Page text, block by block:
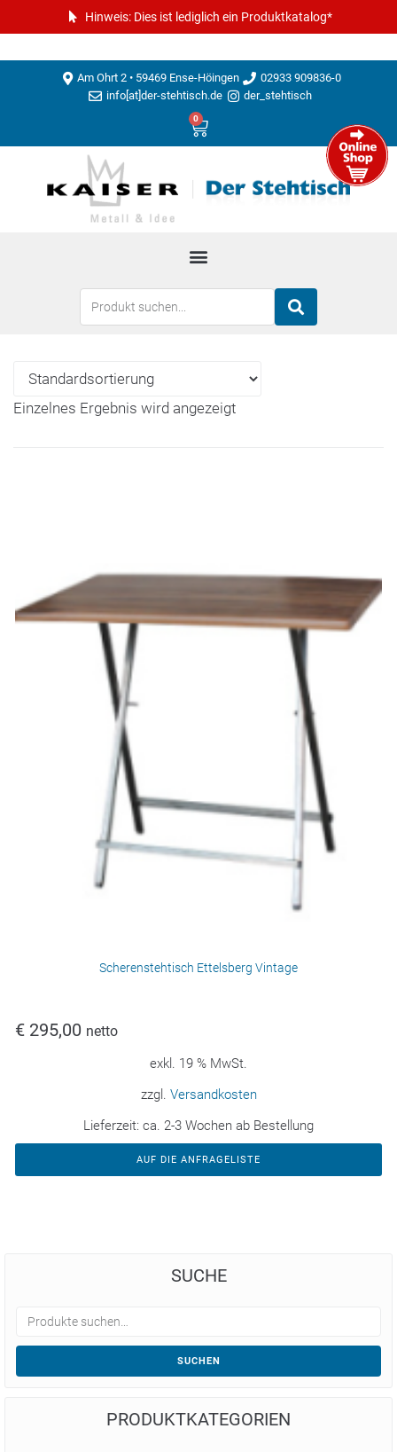
Hinweis: Dies ist lediglich ein Produktkatalog*
Am Ohrt 2 • 59469 Ense-Höingen
02933 909836-0
info[at]der-stehtisch.de
der_stehtisch
0
Einzelnes Ergebnis wird angezeigt
Scherenstehtisch Ettelsberg Vintage
€ 295,00 netto
exkl. 19 % MwSt.
zzgl. Versandkosten
Lieferzeit: ca. 2-3 Wochen ab Bestellung
AUF DIE ANFRAGELISTE
SUCHE
SUCHEN
PRODUKTKATEGORIEN